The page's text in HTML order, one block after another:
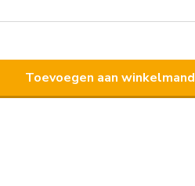
Toevoegen aan winkelmand